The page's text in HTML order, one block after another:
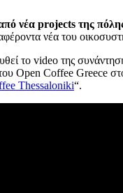
νέα projects της
νέα του
το video της
Open Coffee Greece
Thessaloniki“.